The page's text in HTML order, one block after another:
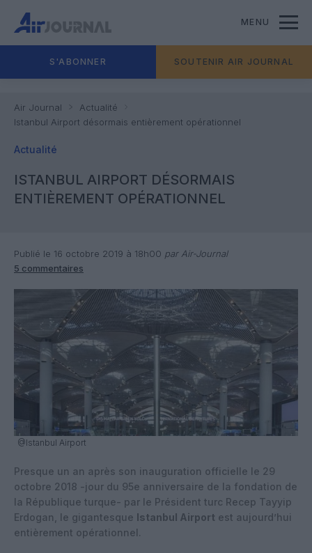
MENU
S'ABONNER SOUTENIR AIR JOURNAL
Air Journal
Actualité
Istanbul Airport désormais entièrement opérationnel
Actualité
ISTANBUL AIRPORT DÉSORMAIS
ENTIÈREMENT OPÉRATIONNEL
Publié le 16 octobre 2019 à 18h00 par Air-Journal
5 commentaires
@Istanbul Airport
Presque un an après son inauguration officielle le 29
octobre 2018 -jour du 95e anniversaire de la fondation de
la République turque- par le Président turc Recep Tayyip
Erdogan, le gigantesque Istanbul Airport est aujourd’hui
entièrement opérationnel.